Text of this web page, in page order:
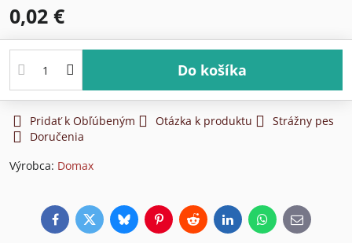
0,02 €
Do košíka
Pridať k Obľúbeným Otázka k produktu
Strážny pes
Doručenia
Výrobca: Domax
FacebookTwitterBlueskyPinterestRedditLinkedInWhatsApp
E-
mail